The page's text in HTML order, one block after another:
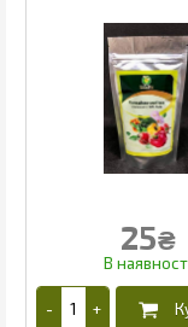
25₴